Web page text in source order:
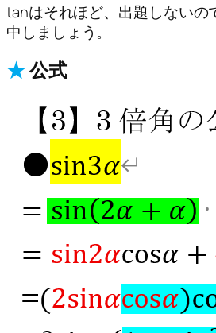
tanはそれほど、出題しないの
中しましょう。
★公式